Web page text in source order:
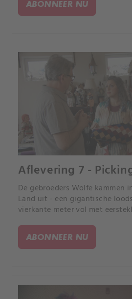
ABONNEER NU
Aflevering 7 -
De gebroeders Wolfe kammen
Land uit - een gigantische
vierkante meter vol met
meer. Het goede nieuws is dat
bereid is een deal te sluiten.
ABONNEER NU